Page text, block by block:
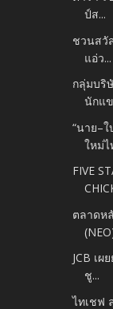
ป์ส...
ชวนสวั
แอ่ว...
กลุ่มบริ
นักแข
“นาย–
ใหม่ไ
FIVE
ตลาดห
JCB เ
ชู...
ไทเชฟ